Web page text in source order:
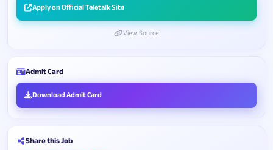
Apply on Official Teletalk Site
View Source
Admit Card
Download Admit Card
Share this Job